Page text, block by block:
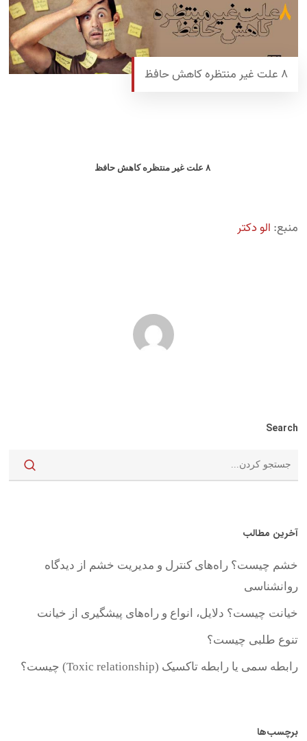
8 علت غیر منتظره کاهش حافظ
منبع: الو دکتر
Search
آخرین مطالب
خشم چیست؟ راه‌های کنترل و مدیریت خشم از دیدگاه
روانشناسی
خیانت چیست؟ دلایل، انواع و راه‌های پیشگیری از خیانت
تنوع طلبی چیست؟
رابطه سمی یا رابطه تاکسیک (Toxic relationship) چیست؟
برچسب‌ها